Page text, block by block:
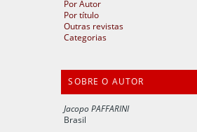
Por Autor
Por título
Outras revistas
Categorias
SOBRE O AUTOR
Jacopo PAFFARINI
Brasil